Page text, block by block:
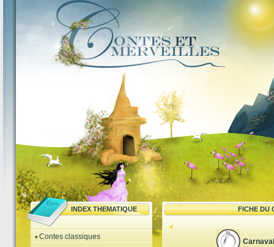
INDEX THEMATIQUE FICHE DU
Contes classiques